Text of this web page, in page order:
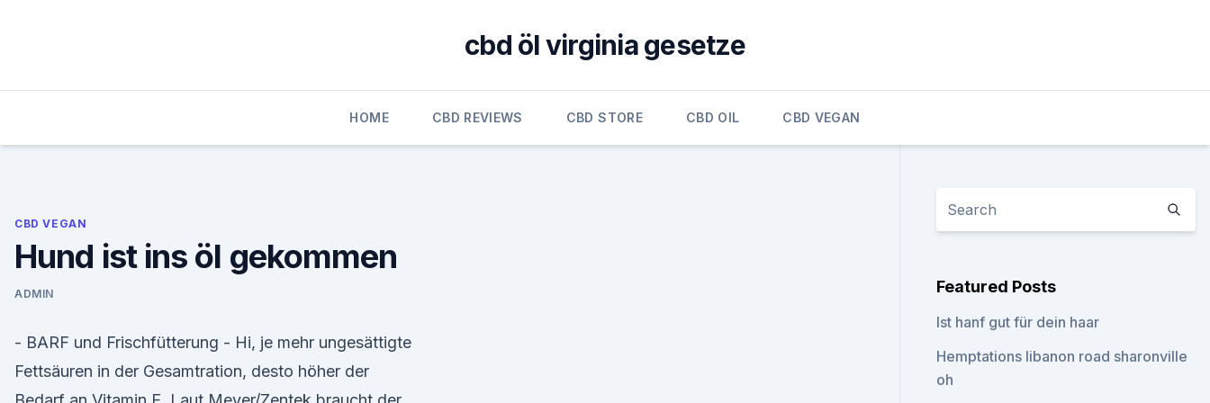
cbd öl virginia gesetze
HOME CBD REVIEWS CBD STORE CBD OIL CBD VEGAN
CBD VEGAN
Hund ist ins öl gekommen
ADMIN
- BARF und Frischfütterung - Hi, je mehr ungesättigte
Fettsäuren in der Gesamtration, desto höher der
Featured Posts
Ist hanf gut für dein haar
Hemptations libanon road sharonville
oh